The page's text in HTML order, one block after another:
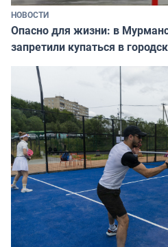
НОВОСТИ
Опасно для жизни: в
запретили купаться в